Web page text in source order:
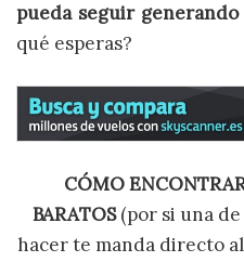
pueda seguir
qué esperas?
CÓMO
BARATOS(por si una de
hacer te manda directo